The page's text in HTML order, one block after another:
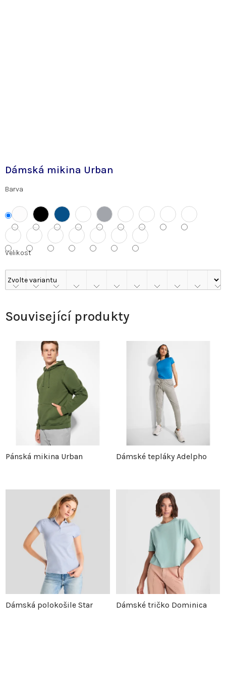
Dámská mikina Urban
Barva
Velikost
Související produkty
Pánská mikina Urban Dámské tepláky Adelpho
Dámská polokošile Star Dámské tričko Dominica